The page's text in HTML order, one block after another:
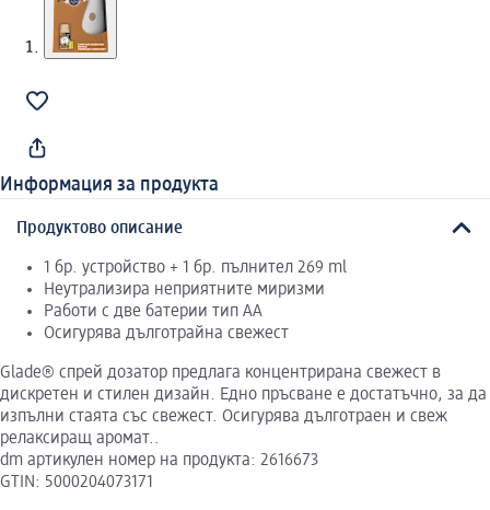
Информация за продукта
Продуктово описание
1 бр. устройство + 1 бр. пълнител 269 ml
Неутрализира неприятните миризми
Работи с две батерии тип АА
Осигурява дълготрайна свежест
Glade® спрей дозатор предлага концентрирана свежест в
дискретен и стилен дизайн. Едно пръсване е достатъчно, за да
изпълни стаята със свежест. Осигурява дълготраен и свеж
релаксиращ аромат..
dm артикулен номер на продукта: 2616673
GTIN: 5000204073171